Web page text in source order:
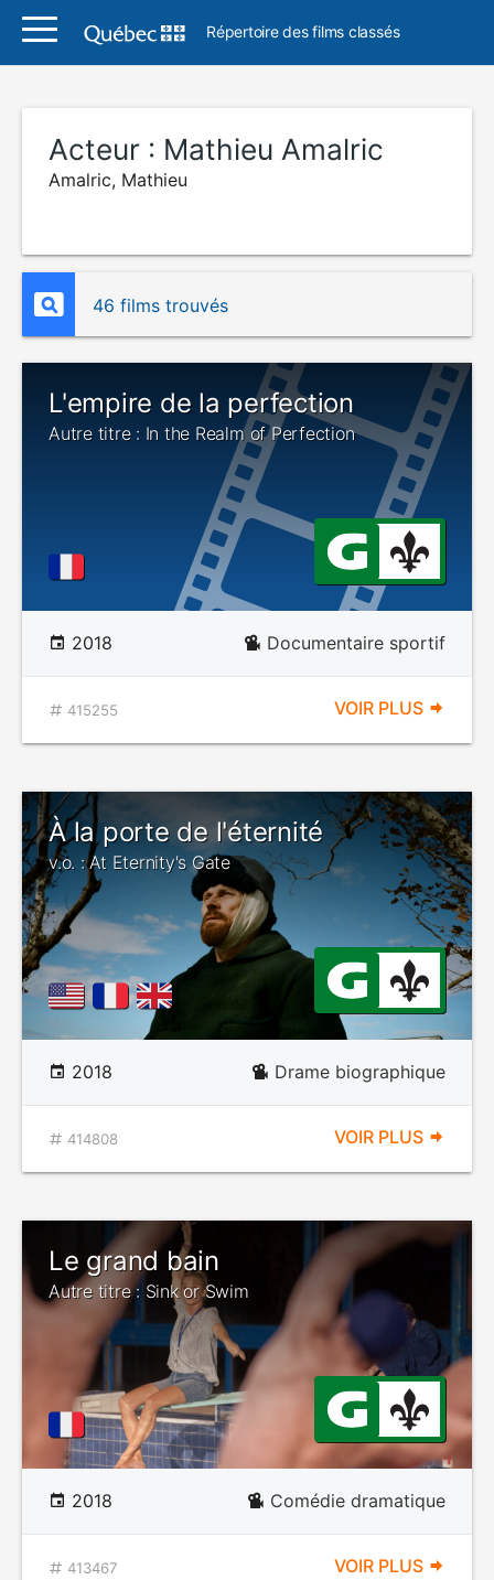
Répertoire des films classés
Acteur : Mathieu Amalric
Amalric, Mathieu
46 films trouvés
L'empire de la perfection
Autre titre : In the Realm of Perfection
2018 Documentaire sportif
415255 VOIR PLUS
À la porte de l'éternité
v.o. : At Eternity's Gate
2018 Drame biographique
414808 VOIR PLUS
Le grand bain
Autre titre : Sink or Swim
2018 Comédie dramatique
413467 VOIR PLUS